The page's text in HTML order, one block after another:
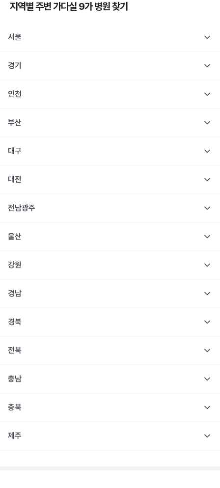
지역별 주변가다실 9가병원 찾기
서울
경기
인천
부산
대구
대전
전남광주
울산
강원
경남
경북
전북
충남
충북
제주